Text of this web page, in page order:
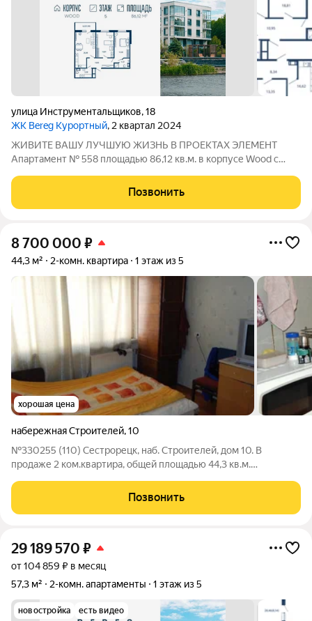
улица Инструментальщиков,18
ЖК Bereg Курортный, 2 квартал 2024
ЖИВИТЕ ВАШУ ЛУЧШУЮ ЖИЗНЬ В ПРОЕКТАХ ЭЛЕМЕНТ
Апартамент № 558 площадью 86,12 кв.м. в корпусе Wood с
первый проект петербургского девелопера ELEMENT (ранее
Element Development) в
Позвонить
8 700 000 ₽
44,3 м² 2-комн. квартира 1 этаж из 5
хорошая цена
набережная Строителей,10
№330255 (110) Сестрорецк, наб. Строителей, дом 10. В
продаже 2 ком.квартира, общей площадью 44,3 кв.м.
квартиры выходят на 2 стороны, обе стороны - зеленые тихие
дворы. В пешей доступности
Позвонить
29 189 570 ₽
от 104 859 ₽ в месяц
57,3 м²
2-комн. апартаменты 1 этаж из 5
новостройка есть видео